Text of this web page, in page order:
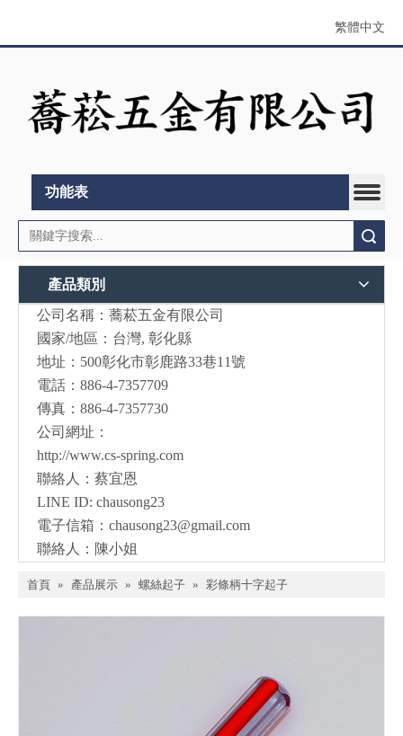
繁體中文
功能表
產品類別
公司名稱：蕎菘五金有限公司
國家/地區：台灣, 彰化縣
地址：500彰化市彰鹿路33巷11號
電話：886-4-7357709
傳真：886-4-7357730
公司網址：
http://www.cs-spring.com
聯絡人：蔡宜恩
LINE ID: chausong23
電子信箱： chausong23@gmail.com
聯絡人：陳小姐
首頁 » 產品展示 » 螺絲起子 » 彩條柄十字起子